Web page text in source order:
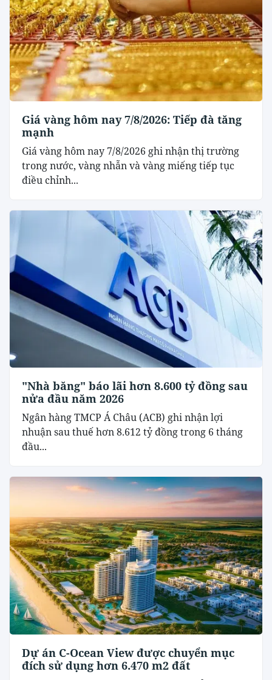
Giá vàng hôm nay 7/8/2026: Tiếp đà tăng
mạnh
Giá vàng hôm nay 7/8/2026 ghi nhận thị trường
trong nước, vàng nhẫn và vàng miếng tiếp tục
điều chỉnh...
"Nhà băng" báo lãi hơn 8.600 tỷ đồng sau
nửa đầu năm 2026
Ngân hàng TMCP Á Châu (ACB) ghi nhận lợi
nhuận sau thuế hơn 8.612 tỷ đồng trong 6 tháng
đầu...
Dự án C-Ocean View được chuyển mục
đích sử dụng hơn 6.470 m2 đất